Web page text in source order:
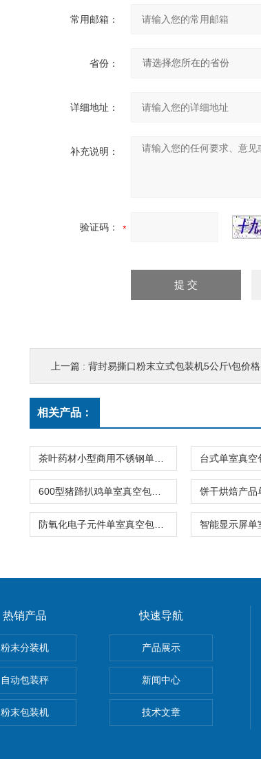
常用邮箱：
省份：
详细地址：
补充说明：
验证码：
上一篇 : 背封易撕口粉末立式包装机5公斤\包价格
相关产品：
热销产品
粉末分装机
自动包装秤
粉末包装机
快速导航
产品展示
新闻中心
技术文章